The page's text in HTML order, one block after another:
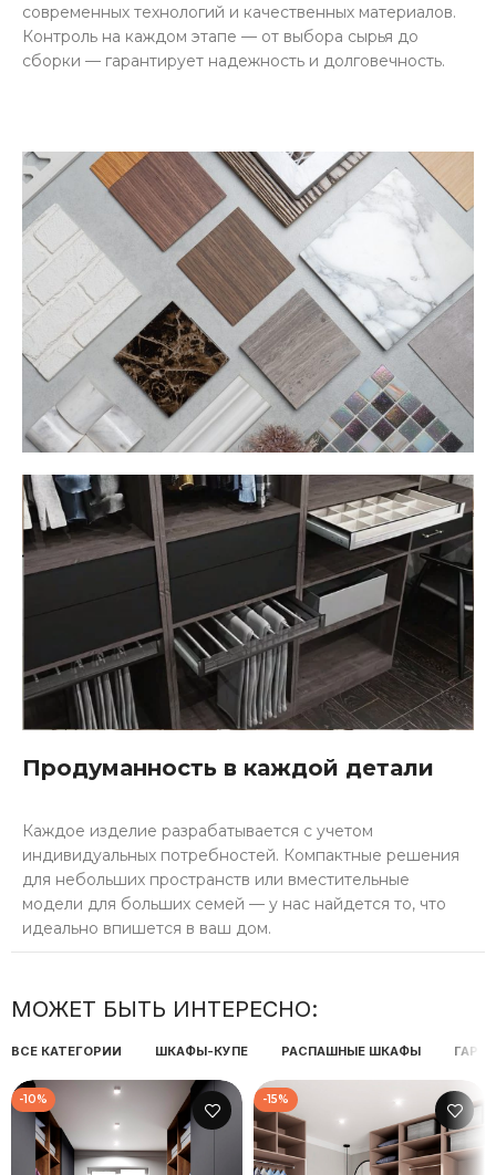
современных технологий и качественных материалов.
Контроль на каждом этапе — от выбора сырья до
сборки — гарантирует надежность и долговечность.
Продуманность в каждой детали
Каждое изделие разрабатывается с учетом
индивидуальных потребностей. Компактные решения
для небольших пространств или вместительные
модели для больших семей — у нас найдется то, что
идеально впишется в ваш дом.
МОЖЕТ БЫТЬ ИНТЕРЕСНО:
ВСЕ КАТЕГОРИИ ШКАФЫ-КУПЕ РАСПАШНЫЕ ШКАФЫ
-10% -15%